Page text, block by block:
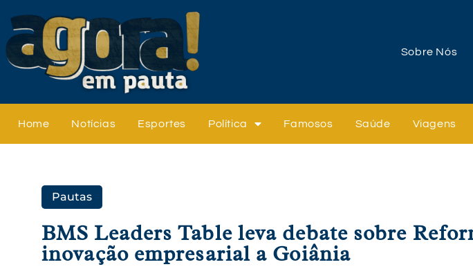
Sobre Nós
Home Notícias Esportes Política Famosos Saúde Viagens
Pautas
BMS Leaders Table leva debate sobre
inovação empresarial a Goiânia